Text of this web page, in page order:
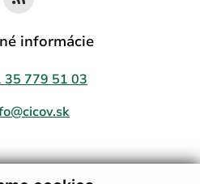
informácie
35 779 51 03